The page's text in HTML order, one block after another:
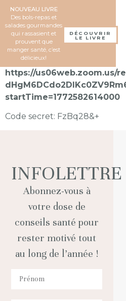
NOUVEAU LIVRE
Des bols-repas et
salades gourmandes
qui rassasient et
prouvent que
manger santé, c’est
délicieux!
DÉCOUVRIR
LE LIVRE
https://us06web.zoom.us/
startTime=1772582614000
Code secret: FzBq28&+
INFOLETTRE
Abonnez-vous à
votre dose de
conseils santé pour
rester motivé tout
au long de l’année !